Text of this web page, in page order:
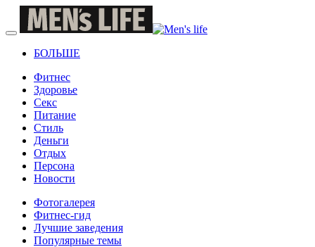
БОЛЬШЕ
Фитнес
Здоровье
Секс
Питание
Стиль
Деньги
Отдых
Персона
Новости
Фотогалерея
Фитнес-гид
Лучшие заведения
Популярные темы